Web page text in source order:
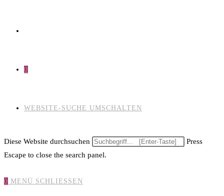
0
WEBSITE-SUCHE UMSCHALTEN
Diese Website durchsuchen
Press
Escape to close the search panel.
0 MENÜ SCHLIESSEN